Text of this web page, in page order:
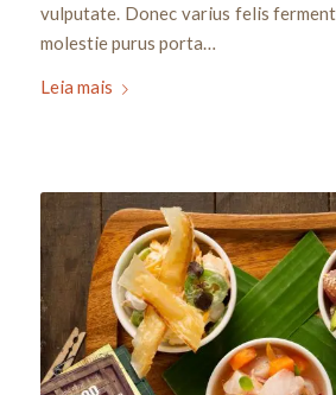
vulputate. Donec varius felis
molestie purus porta…
Leia mais